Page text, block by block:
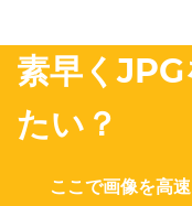
素早く
たい？
ここで画像を高